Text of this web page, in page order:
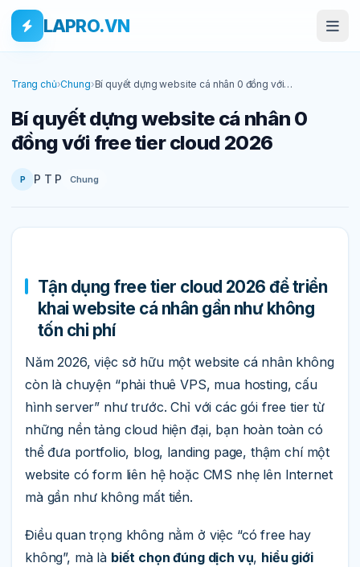
Skip to main content
Bỏ qua tới nội dung
LAPRO.VN
Trang chủ›Chung›Bí quyết dựng website cá nhân 0 đồng với
Bí quyết dựng website cá nhân 0
đồng với free tier cloud 2026
P P T P Chung
Tận dụng free tier cloud 2026 để triển
khai website cá nhân gần như không
tốn chi phí
Năm 2026, việc sở hữu một website cá nhân không
còn là chuyện “phải thuê VPS, mua hosting, cấu
hình server” như trước. Chỉ với các gói free tier từ
những nền tảng cloud hiện đại, bạn hoàn toàn có
thể đưa portfolio, blog, landing page, thậm chí một
website có form liên hệ hoặc CMS nhẹ lên Internet
mà gần như không mất tiền.
Điều quan trọng không nằm ở việc “có free hay
không”, mà là biết chọn đúng dịch vụ, hiểu giới